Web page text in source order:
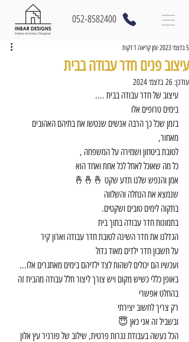
052-8582400
עיצוב פנים חדר עבודה בבית
5 בדצמ׳ 2023 זמן קריאה 1 דקות
עודכן: 26 בדצמ׳ 2024
עיצוב של חדר עבודה בבית ....
בימים טרופים אלו
בזמן שכל כך הרבה אנשים שנטשו את בתיהם האהובים
מאחור,
לטובת ביטחון ושמירה על המשפחה ,
כל מה שאוכל לאחל לכל אחת ואחד הוא
אמן והנפש שלנו תדע שקט 🤞🤞🤞
שנמצא את הנחלה והשלווה
בתקוה לימים טובים ושקטים.
בתמונות חדר עבודה בתוך בית
הגדלנו את חדר השינה לטובת חדר עבודה וארון קיר
על חשבון חדר ילדים מאוד גדול
ועכשיו הם יכולים לשהות לצד ילדיהם בימים מאתגרים אלו...
באופן כללי כשיש מקום ויש צורך ליצור חלל עבודה מהבית זה
בהחלט אפשרי
רק צריך לחשוב יצירתי
ובשביל זה אני כאן 😇
הכל נעשה בעבודת נגרות פרטית, שילוב של פורניר עץ אלון